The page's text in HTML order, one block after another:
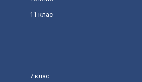
11 клас
7 клас